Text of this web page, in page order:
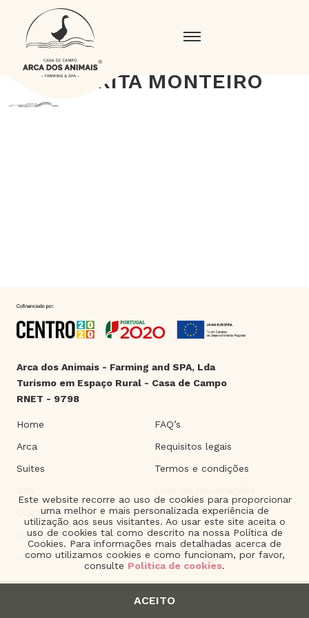
Este website recorre ao uso de cookies para proporcionar
uma melhor e mais personalizada experiência de
utilização aos seus visitantes. Ao usar este site aceita o
uso de cookies tal como descrito na nossa Política de
Cookies. Para informações mais detalhadas acerca de
como utilizamos cookies e como funcionam, por favor,
consulte Politica de cookies.
ACEITO
ANA RITA MONTEIRO
Arca dos Animais - Farming and SPA, Lda
Turismo em Espaço Rural - Casa de Campo
RNET - 9798
Home
Arca
Suites
Quinta
Sustentabilidade
Contactos
FAQ’s
Requisitos legais
Termos e condições
2021 © Arca dos Animais. | Product of